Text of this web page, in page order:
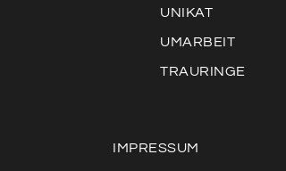
UNIKAT
UMARBEIT
TRAURINGE
IMPRESSUM